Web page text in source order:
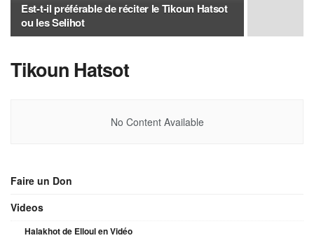
Est-t-il préférable de réciter le Tikoun Hatsot
ou les Selihot
Tikoun Hatsot
No Content Available
Faire un Don
Videos
Halakhot de Elloul en Vidéo